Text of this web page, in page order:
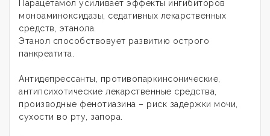
Парацетамол усиливает эффекты ингибиторов
моноаминоксидазы, седативных лекарственных
средств, этанола.
Этанол способствовует развитию острого
панкреатита.
Антидепрессанты, противопаркинсонические,
антипсихотические лекарственные средства,
производные фенотиазина – риск задержки мочи,
сухости во рту, запора.